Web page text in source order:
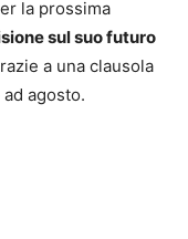
la prossima
sul suo futuro
a una clausola
agosto.